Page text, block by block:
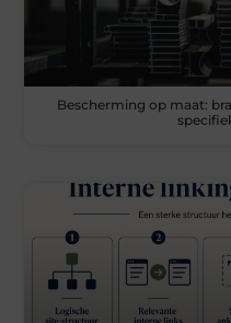
Bescherming op maat: